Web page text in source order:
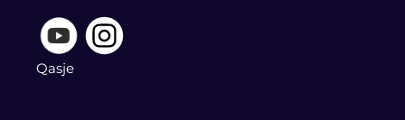
Qasje